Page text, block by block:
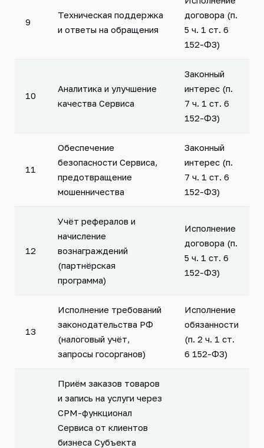
9
Техническая поддержка
и ответы на обращения
договора (п.
5 ч. 1 ст. 6
152-ФЗ)
10
Аналитика и улучшение
качества Сервиса
Законный
интерес (п.
7 ч. 1 ст. 6
152-ФЗ)
11
Обеспечение
безопасности Сервиса,
предотвращение
мошенничества
Законный
интерес (п.
7 ч. 1 ст. 6
152-ФЗ)
12
Учёт рефералов и
начисление
вознаграждений
(партнёрская
программа)
Исполнение
договора (п.
5 ч. 1 ст. 6
152-ФЗ)
13
Исполнение требований
законодательства РФ
(налоговый учёт,
запросы госорганов)
Исполнение
обязанности
(п. 2 ч. 1 ст.
6 152-ФЗ)
Приём заказов товаров
и запись на услуги через
СРМ-функционал
Сервиса от клиентов
бизнеса Субъекта